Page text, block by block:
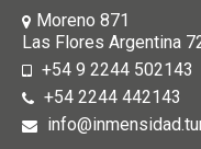
Moreno 871
Las Flores Argentina
+54 9 2244 502143
+54 2244 442143